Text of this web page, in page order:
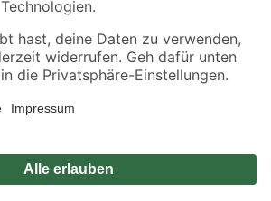
gesetzl. MwSt.. Die dargestellten Angebote sind unter
verfügbar. Die angegebenen Verfügbarkeiten beziehen
reicht.
gilt nicht für Artikel mit Speditionsversand, hier
Impressum
Widerrufsrecht Vertrag widerrufen